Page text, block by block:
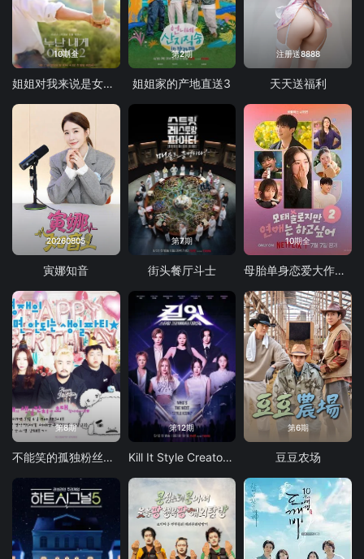
10期全
姐姐对我来说是女人2
第2期
姐姐家的产地直送3
注册送8888
天天送福利
20260805
寅娜知音
第7期
街头餐厅斗士
10期全
母胎单身恋爱大作战2
第8期
不能笑的孤独粉丝见面会
第12期
Kill It Style Creator War
第6期
豆豆农场